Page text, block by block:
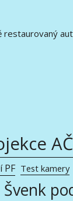
restaurovaný
PF Test kamery
Švenk